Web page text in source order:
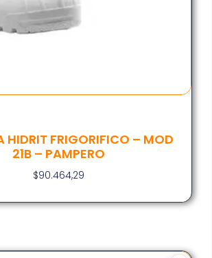
HIDRIT FRIGORIFICO – MOD
21B – PAMPERO
$90.464,29